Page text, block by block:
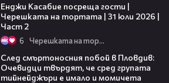
Енджи Касабие посреща гости |
Черешката на тортата | 31 юли 2026 |
Част 2
6 Черешката на тортата
След смъртоносния побой в Пловдив:
Очевидци твърдят, че сред групата
тийнейджъри е имало и момичета